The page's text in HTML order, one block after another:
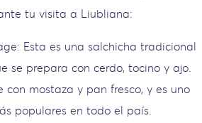
tu visita a Liubliana:
Esta es una salchicha tradicional
se prepara con cerdo, tocino y ajo.
con mostaza y pan fresco, y es uno
populares en todo el país.